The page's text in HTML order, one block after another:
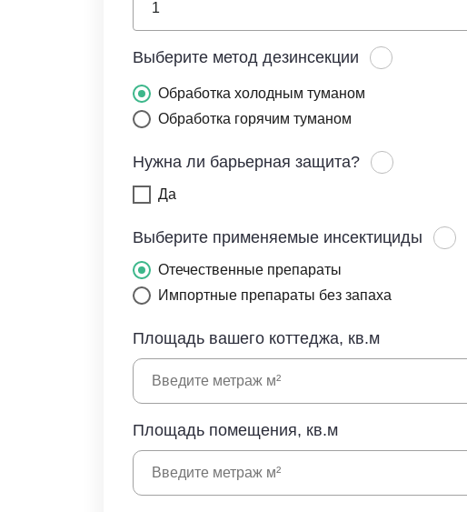
Выберите метод дезинсекции
Обработка холодным туманом
Обработка горячим туманом
Нужна ли барьерная защита?
Да
Выберите применяемые инсектициды
Отечественные препараты
Импортные препараты без запаха
Площадь вашего коттеджа, кв.м
Площадь помещения, кв.м